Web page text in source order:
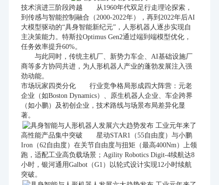
技术演进三阶段跨越 从1960年代双足行走理论探索，
到传感与智能控制融合（2000-2022年），再到2022年后AI
大模型驱动的“具身智能新纪元”，人形机器人逐步实现自
主决策能力。特斯拉Optimus Gen2通过端到端模型优化，
任务效率提升60%。
与此同时，传统主机厂、新势力车企、AI基础设施厂
商等多方协同共进，为人形机器人产业的蓬勃发展注入强
劲动能。
市场玩家四类分化 行业竞争格局形成四大阵营：元老
企业（如Boston Dynamics）、原生机器人企业、车企跨界
（如小鹏）及初创企业，技术路线与场景布局差异化显
著。
高性能产品集中突破 星动STAR1（55自由度）与小鹏
Iron（62自由度）在关节自由度与扭矩（最高400Nm）上领
跑，适配工业高负载场景；Agility Robotics Digit-4续航达8
小时，银河通用Galbot（G1）以轮式设计实现12小时续航
突破。